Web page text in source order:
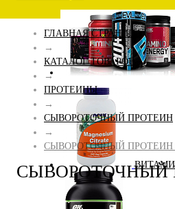
ГЛАВНАЯ СТРАНИЦА
→
КАТАЛОГ ТОВАРОВ
→
ПРОТЕИНЫ
→
СЫВОРОТОЧНЫЙ ПРОТЕИН
→
СЫВОРОТОЧНЫЙ ПРОТЕИН
СЫВОРОТОЧНЫЙ